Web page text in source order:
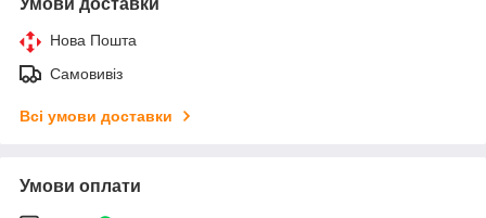
Нова Пошта
Самовивіз
Всі умови доставки
Умови оплати